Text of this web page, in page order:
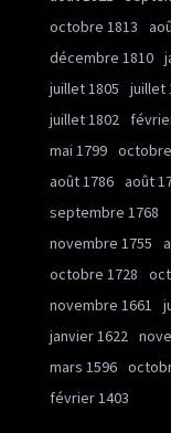
octobre 1813
décembre 1810
juillet 1805
juillet
juillet 1802
mai 1799
août 1786 août
septembre 1768
novembre 1755
octobre 1728
novembre 1661
janvier 1622
mars 1596
février 1403